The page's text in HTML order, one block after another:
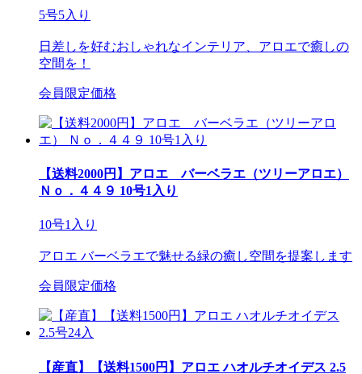
5号5入り
日差しを好むおしゃれなインテリア、アロエで癒しの
空間を！
会員限定価格
【送料2000円】アロエ バーベラエ（ツリーアロエ）
Ｎｏ．４４９ 10号1入り
10号1入り
アロエ バーベラエで魅せる緑の癒し空間を提案します
会員限定価格
【産直】【送料1500円】アロエ ハオルチオイデス 2.5